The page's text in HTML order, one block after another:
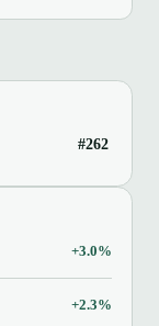
#262
+3.0%
+2.3%